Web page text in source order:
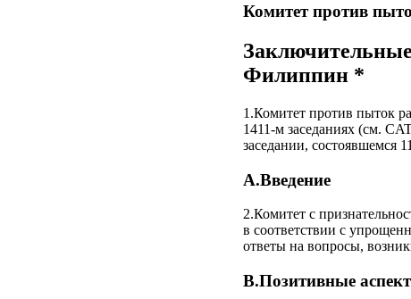
Комитет против
Филиппин *
1.Комитет против пыток
1411-м заседаниях (см.
заседании, состоявшемся
А.Введение
2.Комитет c
в соответствии с
ответы на вопросы,
B.Позитивные